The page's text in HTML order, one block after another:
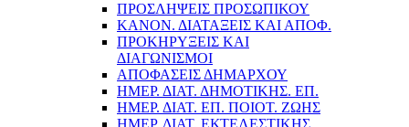
ΠΡΟΣΛΗΨΕΙΣ ΠΡΟΣΩΠΙΚΟΥ
ΚΑΝΟΝ. ΔΙΑΤΑΞΕΙΣ ΚΑΙ ΑΠΟΦ.
ΠΡΟΚΗΡΥΞΕΙΣ ΚΑΙ
ΔΙΑΓΩΝΙΣΜΟΙ
ΑΠΟΦΑΣΕΙΣ ΔΗΜΑΡΧΟΥ
ΗΜΕΡ. ΔΙΑΤ. ΔΗΜΟΤΙΚΗΣ. ΕΠ.
ΗΜΕΡ. ΔΙΑΤ. ΕΠ. ΠΟΙOΤ. ΖΩΗΣ
ΗΜΕΡ. ΔΙΑΤ. ΕΚΤΕΛΕΣΤΙΚΗΣ